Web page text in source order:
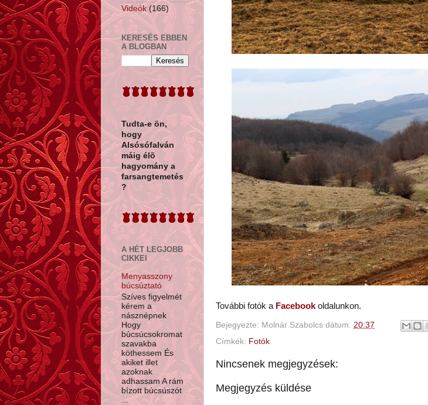
További fotók a Facebookoldalunkon.
Bejegyezte: Molnár Szabolcs dátum: 20:37
Címkék: Fotók
Nincsenek megjegyzések:
Megjegyzés küldése
Videók (166)
KERESÉS EBBEN
A BLOGBAN
Tudta-e ön,
hogy
Alsósófalván
máig élõ
hagyomány a
farsangtemetés
?
A HÉT LEGJOBB
CIKKEI
Menyasszony
búcsúztató
Szíves figyelmét
kérem a
násznépnek
Hogy
búcsúcsokromat
szavakba
köthessem És
akiket illet
azoknak
adhassam A rám
bízott búcsúszót
...